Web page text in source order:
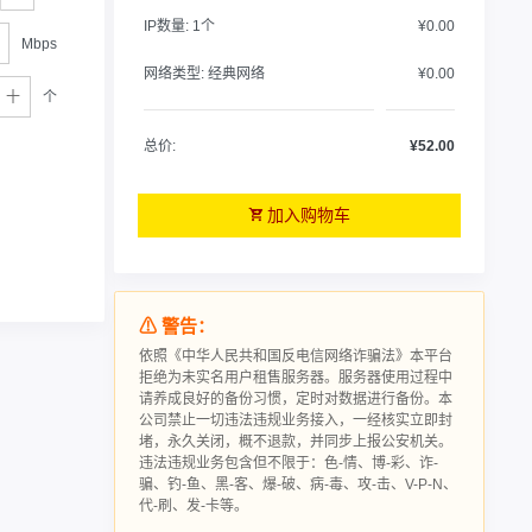
Mbps
个
IP数量: 1个 ¥0.00
网络类型: 经典网络 ¥0.00
总价: ¥52.00
加入购物车
⚠ 警告：
依照《中华人民共和国反电信网络诈骗法》本平台
拒绝为未实名用户租售服务器。服务器使用过程中
请‮成养‬良好的备‮习份‬惯，定时对数据进行‮份备‬。本
公司禁止一切违法违规业务接入，一经核实立即封
堵，永久关闭，概不退款，并同步上报公安机关。
违法违规业务包含但不限于：色-情、博-彩、诈-
骗、钓-鱼、黑-客、爆-破、病-毒、攻-击、V-P-N、
代-刷、发-卡等。